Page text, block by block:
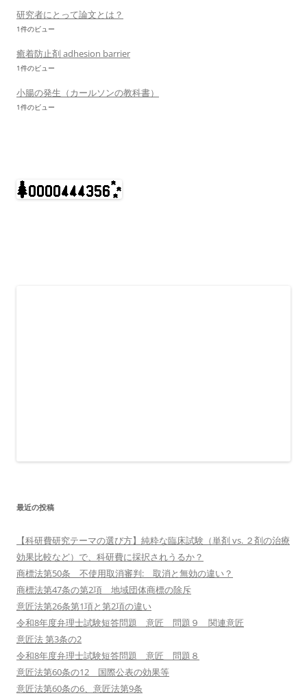
研究者にとって論文とは？
1件のビュー
癒着防止剤 adhesion barrier
1件のビュー
小腸の発生（カールソンの教科書）
1件のビュー
最近の投稿
【科研費研究テーマの選び方】純粋な臨床試験（単剤 vs. ２剤の治療
効果比較など）で、科研費に採択されうるか？
商標法第50条 不使用取消審判: 取消と無効の違い？
商標法第47条の第2項 地域団体商標の除斥
意匠法第26条第1項と第2項の違い
令和8年度弁理士試験短答問題 意匠 問題９ 関連意匠
意匠法 第3条の2
令和8年度弁理士試験短答問題 意匠 問題８
意匠法第60条の12 国際公表の効果等
意匠法第60条の6、意匠法第9条